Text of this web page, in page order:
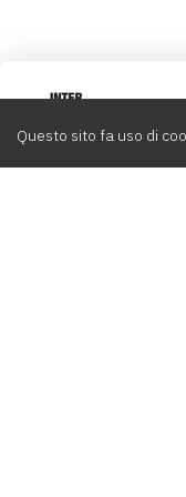
Questo sito fa uso di